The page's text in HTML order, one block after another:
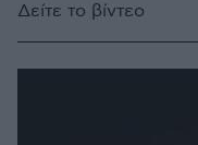
Δείτε το βίντεο